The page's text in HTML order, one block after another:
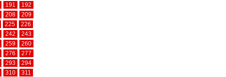
191
192
208
209
225
226
242
243
259
260
276
277
293
294
310
311